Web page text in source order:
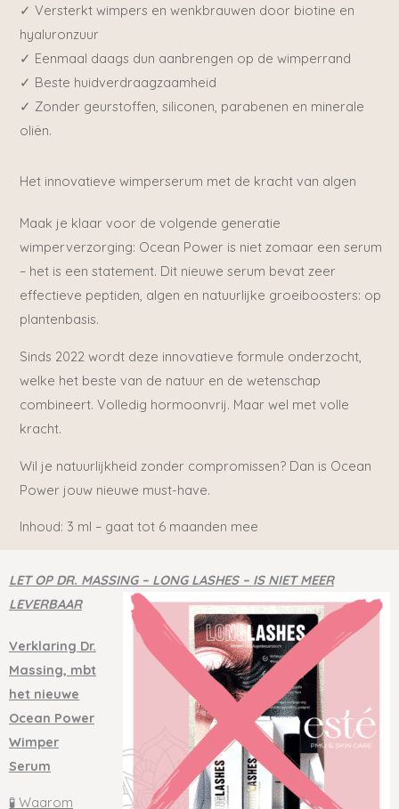
✓ Versterkt wimpers en wenkbrauwen door biotine en
hyaluronzuur
✓ Eenmaal daags dun aanbrengen op de wimperrand
✓ Beste huidverdraagzaamheid
✓ Zonder geurstoffen, siliconen, parabenen en minerale
oliën.
Het innovatieve wimperserum met de kracht van algen
Maak je klaar voor de volgende generatie
wimperverzorging: Ocean Power is niet zomaar een serum
– het is een statement. Dit nieuwe serum bevat zeer
effectieve peptiden, algen en natuurlijke groeiboosters: op
plantenbasis.
Sinds 2022 wordt deze innovatieve formule onderzocht,
welke het beste van de natuur en de wetenschap
combineert. Volledig hormoonvrij. Maar wel met volle
kracht.
Wil je natuurlijkheid zonder compromissen? Dan is Ocean
Power jouw nieuwe must-have.
Inhoud: 3 ml – gaat tot 6 maanden mee
LET OP DR. MASSING – LONG LASHES – IS NIET MEER
LEVERBAAR
Verklaring Dr.
Massing, mbt
het nieuwe
Ocean Power
Wimper
Serum
🧪 Waarom